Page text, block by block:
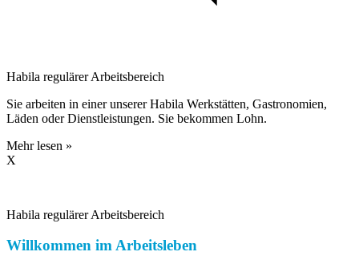
Habila regulärer Arbeitsbereich
Sie arbeiten in einer unserer Habila Werkstätten, Gastronomien,
Läden oder Dienstleistungen. Sie bekommen Lohn.
Mehr lesen »
X
Habila regulärer Arbeitsbereich
Willkommen im Arbeitsleben